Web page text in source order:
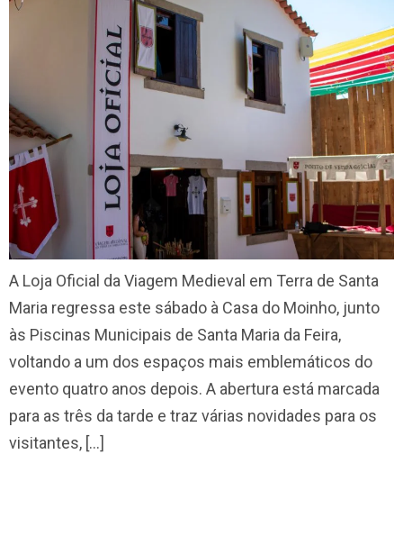
A Loja Oficial da Viagem Medieval em Terra de Santa
Maria regressa este sábado à Casa do Moinho, junto
às Piscinas Municipais de Santa Maria da Feira,
voltando a um dos espaços mais emblemáticos do
evento quatro anos depois. A abertura está marcada
para as três da tarde e traz várias novidades para os
visitantes, […]